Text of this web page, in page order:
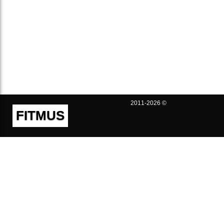
FITMUS
2011-2026 ©